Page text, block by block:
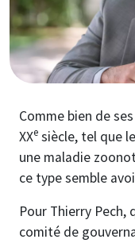
Comme bien de
XXe siècle, tel que
une maladie
ce type semble
Pour Thierry
comité de